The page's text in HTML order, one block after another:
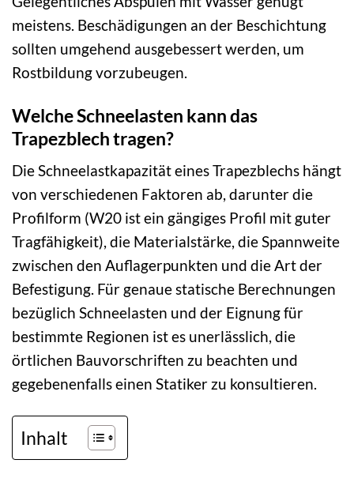
meistens. Beschädigungen an der Beschichtung
sollten umgehend ausgebessert werden, um
Rostbildung vorzubeugen.
Welche Schneelasten kann das
Trapezblech tragen?
Die Schneelastkapazität eines Trapezblechs hängt
von verschiedenen Faktoren ab, darunter die
Profilform (W20 ist ein gängiges Profil mit guter
Tragfähigkeit), die Materialstärke, die Spannweite
zwischen den Auflagerpunkten und die Art der
Befestigung. Für genaue statische Berechnungen
bezüglich Schneelasten und der Eignung für
bestimmte Regionen ist es unerlässlich, die
örtlichen Bauvorschriften zu beachten und
gegebenenfalls einen Statiker zu konsultieren.
Inhalt